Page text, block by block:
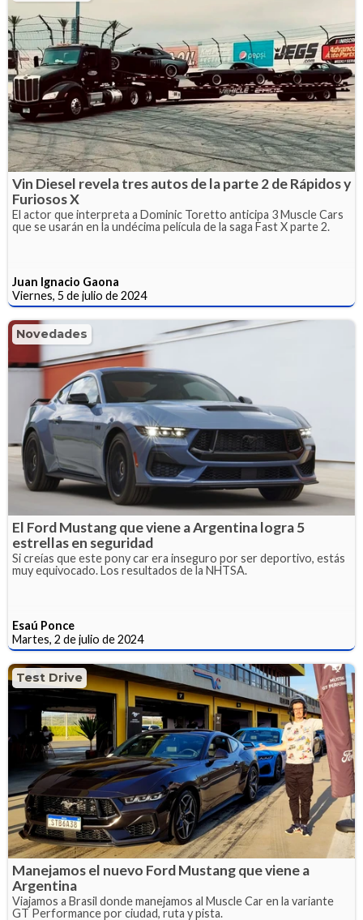
Vin Diesel revela tres autos de la parte 2 de Rápidos y
Furiosos X
El actor que interpreta a Dominic Toretto anticipa 3 Muscle Cars
que se usarán en la undécima película de la saga Fast X parte 2.
Juan Ignacio Gaona
Viernes, 5 de julio de 2024
Novedades
El Ford Mustang que viene a Argentina logra 5
estrellas en seguridad
Si creías que este pony car era inseguro por ser deportivo, estás
muy equivocado. Los resultados de la NHTSA.
Esaú Ponce
Martes, 2 de julio de 2024
Test Drive
Manejamos el nuevo Ford Mustang que viene a
Argentina
Viajamos a Brasil donde manejamos al Muscle Car en la variante
GT Performance por ciudad, ruta y pista.